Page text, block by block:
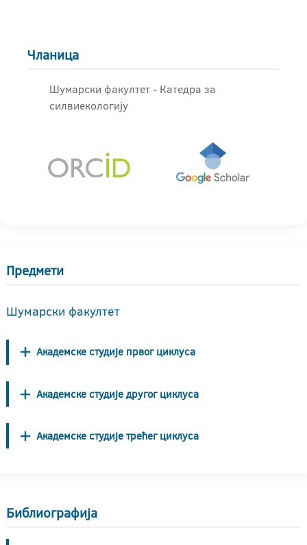
Чланица
Шумарски факултет - Катедра за
силвиекологију
Предмети
Шумарски факултет
Академске студије првог циклуса
Академске студије другог циклуса
Академске студије трећег циклуса
Библиографија